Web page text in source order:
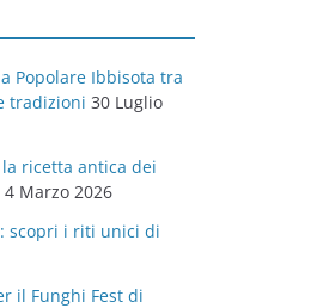
Popolare Ibbisota tra
tradizioni 30 Luglio
ricetta antica dei
4 Marzo 2026
scopri i riti unici di
il Funghi Fest di